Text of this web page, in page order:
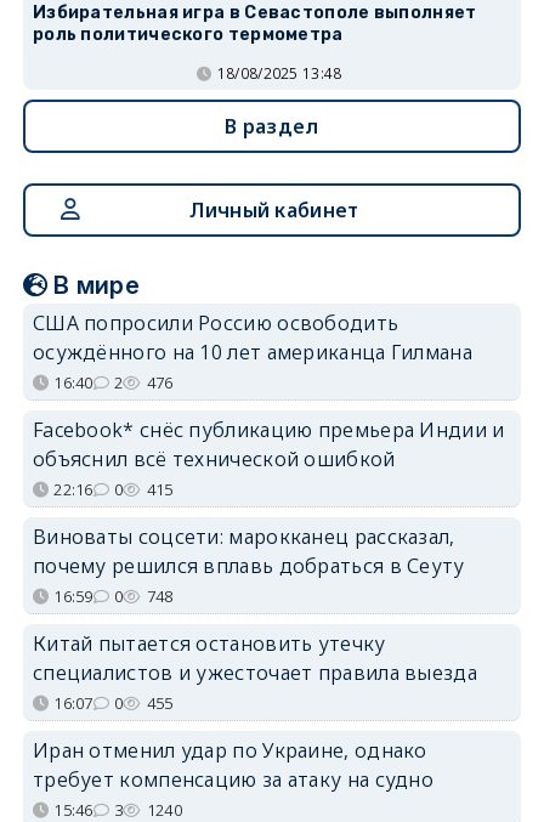
Избирательная игра в Севастополе выполняет
роль политического термометра
18/08/2025 13:48
В раздел
Личный кабинет
В мире
США попросили Россию освободить
осуждённого на 10 лет американца Гилмана
16:40 2 476
Facebook* снёс публикацию премьера Индии и
объяснил всё технической ошибкой
22:16 0 415
Виноваты соцсети: марокканец рассказал,
почему решился вплавь добраться в Сеуту
16:59 0 748
Китай пытается остановить утечку
специалистов и ужесточает правила выезда
16:07 0 455
Иран отменил удар по Украине, однако
требует компенсацию за атаку на судно
15:46 3 1240